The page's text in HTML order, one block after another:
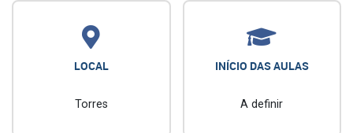
LOCAL
Torres
INÍCIO DAS AULAS
A definir